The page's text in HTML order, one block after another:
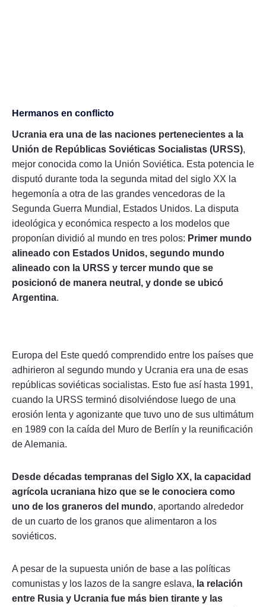
Hermanos en conflicto
Ucrania era una de las naciones pertenecientes a la
Unión de Repúblicas Soviéticas Socialistas (URSS),
mejor conocida como la Unión Soviética. Esta potencia le
disputó durante toda la segunda mitad del siglo XX la
hegemonía a otra de las grandes vencedoras de la
Segunda Guerra Mundial, Estados Unidos. La disputa
ideológica y económica respecto a los modelos que
proponían dividió al mundo en tres polos: Primer mundo
alineado con Estados Unidos, segundo mundo
alineado con la URSS y tercer mundo que se
posicionó de manera neutral, y donde se ubicó
Argentina.
Europa del Este quedó comprendido entre los países que
adhirieron al segundo mundo y Ucrania era una de esas
repúblicas soviéticas socialistas. Esto fue así hasta 1991,
cuando la URSS terminó disolviéndose luego de una
erosión lenta y agonizante que tuvo uno de sus ultimátum
en 1989 con la caída del Muro de Berlín y la reunificación
de Alemania.
Desde décadas tempranas del Siglo XX, la capacidad
agrícola ucraniana hizo que se le conociera como
uno de los graneros del mundo, aportando alrededor
de un cuarto de los granos que alimentaron a los
soviéticos.
A pesar de la supuesta unión de base a las políticas
comunistas y los lazos de la sangre eslava, la relación
entre Rusia y Ucrania fue más bien tirante y las